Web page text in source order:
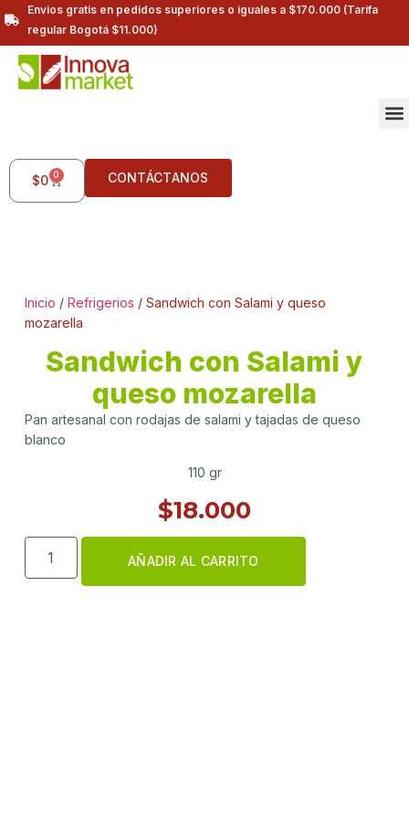
Envios gratis en pedidos superiores o iguales a $170.000 (Tarifa
regular Bogotá $11.000)
$0 0 CONTÁCTANOS
Inicio / Refrigerios / Sandwich con Salami y queso
mozarella
Sandwich con Salami y
queso mozarella
Pan artesanal con rodajas de salami y tajadas de queso
blanco
110 gr
$18.000
AÑADIR AL CARRITO